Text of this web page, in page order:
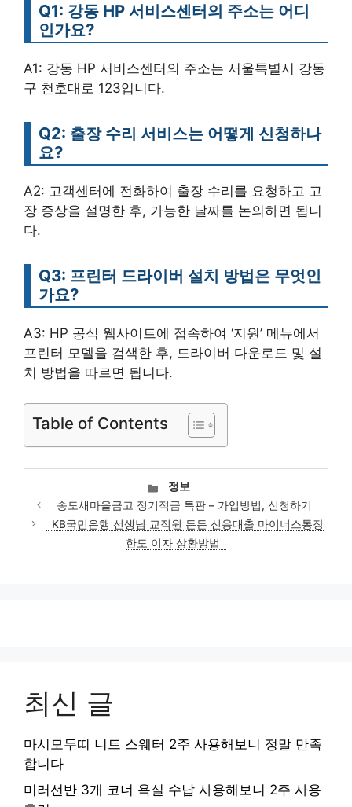
Q1: 강동 HP 서비스센터의 주소는 어디
인가요?
A1: 강동 HP 서비스센터의 주소는 서울특별시 강동
구 천호대로 123입니다.
Q2: 출장 수리 서비스는 어떻게 신청하나
요?
A2: 고객센터에 전화하여 출장 수리를 요청하고 고
장 증상을 설명한 후, 가능한 날짜를 논의하면 됩니
다.
Q3: 프린터 드라이버 설치 방법은 무엇인
가요?
A3: HP 공식 웹사이트에 접속하여 ‘지원’ 메뉴에서
프린터 모델을 검색한 후, 드라이버 다운로드 및 설
치 방법을 따르면 됩니다.
Table of Contents
카
테
고
리
정보
송도새마을금고 정기적금 특판 – 가입방법, 신청하기
KB국민은행 선생님 교직원 든든 신용대출 마이너스통장
한도 이자 상환방법
최신 글
마시모두띠 니트 스웨터 2주 사용해보니 정말 만족
합니다
미러선반 3개 코너 욕실 수납 사용해보니 2주 사용